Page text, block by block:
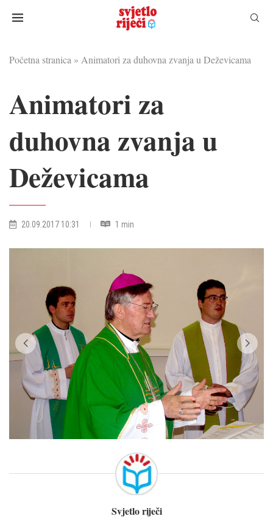
Početna stranica » Animatori za duhovna zvanja u Deževicama
Animatori za
duhovna zvanja u
Deževicama
20.09.2017 10:31 1 min
Svjetlo riječi